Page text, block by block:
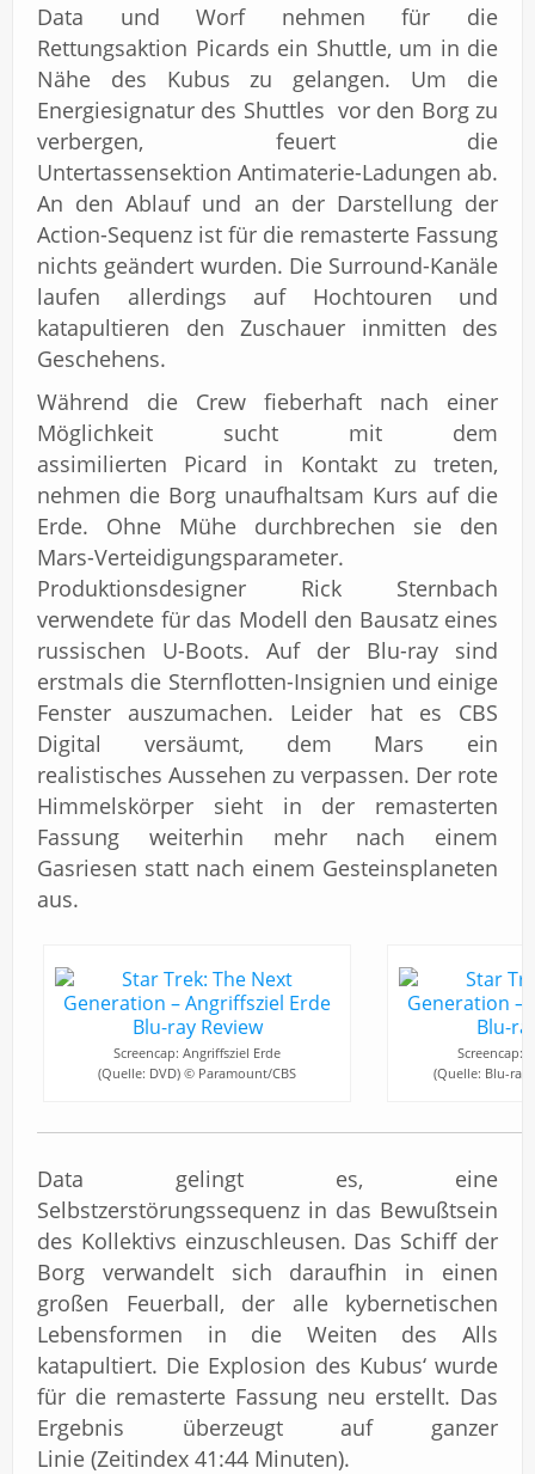
Data und Worf nehmen für die
Rettungsaktion Picards ein Shuttle, um in die
Nähe des Kubus zu gelangen. Um die
Energiesignatur des Shuttles vor den Borg zu
verbergen, feuert die
Untertassensektion Antimaterie-Ladungen ab.
An den Ablauf und an der Darstellung der
Action-Sequenz ist für die remasterte Fassung
nichts geändert wurden. Die Surround-Kanäle
laufen allerdings auf Hochtouren und
katapultieren den Zuschauer inmitten des
Geschehens.
Während die Crew fieberhaft nach einer
Möglichkeit sucht mit dem
assimilierten Picard in Kontakt zu treten,
nehmen die Borg unaufhaltsam Kurs auf die
Erde. Ohne Mühe durchbrechen sie den
Mars-Verteidigungsparameter.
Produktionsdesigner Rick Sternbach
verwendete für das Modell den Bausatz eines
russischen U-Boots. Auf der Blu-ray sind
erstmals die Sternflotten-Insignien und einige
Fenster auszumachen. Leider hat es CBS
Digital versäumt, dem Mars ein
realistisches Aussehen zu verpassen. Der rote
Himmelskörper sieht in der remasterten
Fassung weiterhin mehr nach einem
Gasriesen statt nach einem Gesteinsplaneten
aus.
Screencap: Angriffsziel Erde
(Quelle: DVD) © Paramount/CBS
Screencap:
(Quelle: Blu-
Data gelingt es, eine
Selbstzerstörungssequenz in das Bewußtsein
des Kollektivs einzuschleusen. Das Schiff der
Borg verwandelt sich daraufhin in einen
großen Feuerball, der alle kybernetischen
Lebensformen in die Weiten des Alls
katapultiert. Die Explosion des Kubus‘ wurde
für die remasterte Fassung neu erstellt. Das
Ergebnis überzeugt auf ganzer
Linie (Zeitindex 41:44 Minuten).